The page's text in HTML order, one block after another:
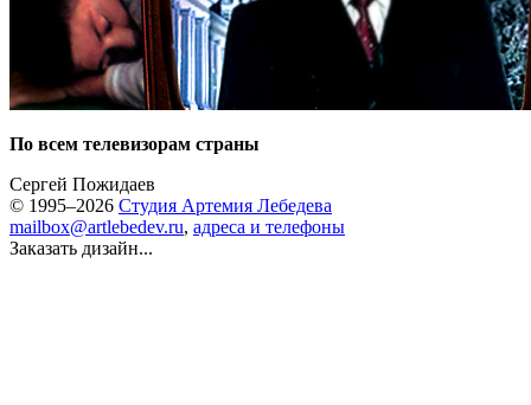
По всем телевизорам страны
Сергей Пожидаев
© 1995–2026 Студия Артемия Лебедева
mailbox@artlebedev.ru, адреса и телефоны
Заказать дизайн...